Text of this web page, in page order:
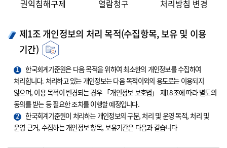
권익침해구제 열람청구 처리방침 변경
제1조 개인정보의 처리 목적(수집항목, 보유 및 이용
기간)
1
한국회계기준원은 다음 목적을 위하여 최소한의 개인정보를 수집하여
처리합니다. 처리하고 있는 개인정보는 다음 목적이외의 용도로는 이용되지
않으며, 이용 목적이 변경되는 경우 「개인정보 보호법」 제18조에 따라 별도의
동의를 받는 등 필요한 조치를 이행할 예정입니다.
2
한국회계기준원이 처리하는 개인정보의 구분, 처리 및 운영 목적, 처리 및
운영 근거, 수집하는 개인정보 항목, 보유기간은 다음과 같습니다